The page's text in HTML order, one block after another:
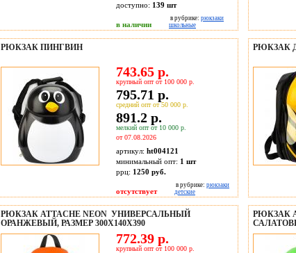
доступно: 139 шт
в наличии
в рубрике: рюкзаки
школьные
РЮКЗАК ПИНГВИН
743.65 р.
крупный опт от 100 000 р.
795.71 р.
средний опт от 50 000 р.
891.2 р.
мелкий опт от 10 000 р.
от 07.08.2026
артикул: ht004121
минимальный опт: 1 шт
ррц: 1250 руб.
отсутствует
в рубрике: рюкзаки
детские
РЮКЗАК
РЮКЗАК ATTACHE NEON УНИВЕРСАЛЬНЫЙ
ОРАНЖЕВЫЙ, РАЗМЕР 300X140X390
772.39 р.
крупный опт от 100 000 р.
РЮКЗАК